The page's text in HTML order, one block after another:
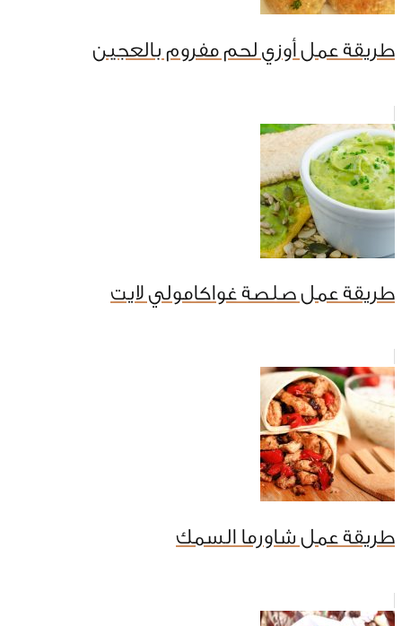
طريقة عمل أوزي لحم مفروم بالعجين
طريقة عمل صلصة غواكامولي لايت
طريقة عمل شاورما السمك